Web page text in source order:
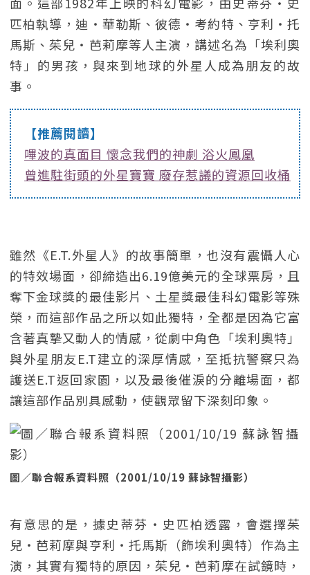
匹柏執導，迪・華勒斯、彼德・考約特、亨利・托
馬斯、茱兒・芭莉摩等人主演，講述名為「埃利奧
特」的男孩，與來到地球的外星人成為朋友的故
事。
【推薦閱讀】
嗶波的真面目 懷念我們的神劇 浴火鳳凰
曾進駐街頭的外星寶寶 廢存惹議的資源回收桶
雖然《E.T.外星人》的故事簡單，也沒有震懾人心
的特效場面，卻締造出6.19億美元的全球票房，且
奪下金球獎的最佳影片、土星獎最佳科幻電影等殊
榮，而這部作品之所以如此獨特，全都是因為它富
含著真摯又動人的情感，從劇中角色「埃利奧特」
與外星朋友E.T建立的深厚情感，至抵抗警察只為
護送E.T返回家園，以及最後催淚的分離場面，都
讓這部作品別具感動，使觀眾留下深刻印象。
圖／聯合報系資料照（2001/10/19 蘇詠智攝影）
有意思的是，據史蒂芬・史匹柏透露，會選擇茱
兒・芭莉摩與亨利・托馬斯（飾埃利奧特）作為主
演，其實有獨特的原因，茱兒・芭莉摩在試鏡時，